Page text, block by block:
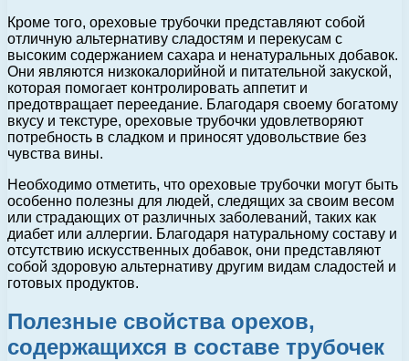
Кроме того, ореховые трубочки представляют собой
отличную альтернативу сладостям и перекусам с
высоким содержанием сахара и ненатуральных добавок.
Они являются низкокалорийной и питательной закуской,
которая помогает контролировать аппетит и
предотвращает переедание. Благодаря своему богатому
вкусу и текстуре, ореховые трубочки удовлетворяют
потребность в сладком и приносят удовольствие без
чувства вины.
Необходимо отметить, что ореховые трубочки могут быть
особенно полезны для людей, следящих за своим весом
или страдающих от различных заболеваний, таких как
диабет или аллергии. Благодаря натуральному составу и
отсутствию искусственных добавок, они представляют
собой здоровую альтернативу другим видам сладостей и
готовых продуктов.
Полезные свойства орехов,
содержащихся в составе трубочек